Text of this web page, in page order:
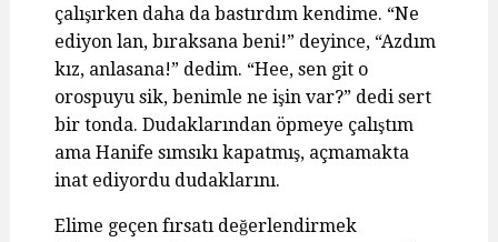
çalışırken daha da bastırdım kendime. “Ne
ediyon lan, bıraksana beni!” deyince, “Azdım
kız, anlasana!” dedim. “Hee, sen git o
orospuyu sik, benimle ne işin var?” dedi sert
bir tonda. Dudaklarından öpmeye çalıştım
ama Hanife sımsıkı kapatmış, açmamakta
inat ediyordu dudaklarını.
Elime geçen fırsatı değerlendirmek